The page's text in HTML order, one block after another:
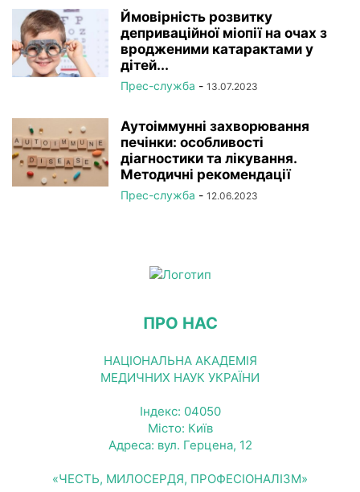
Ймовірність розвитку
деприваційної міопії на очах з
вродженими катарактами у
дітей...
Прес-служба - 13.07.2023
Аутоіммунні захворювання
печінки: особливості
діагностики та лікування.
Методичні рекомендації
Прес-служба - 12.06.2023
ПРО НАС
НАЦІОНАЛЬНА АКАДЕМІЯ
МЕДИЧНИХ НАУК УКРАЇНИ
Індекс: 04050
Місто: Київ
Адреса: вул. Герцена, 12
«ЧЕСТЬ, МИЛОСЕРДЯ, ПРОФЕСІОНАЛІЗМ»